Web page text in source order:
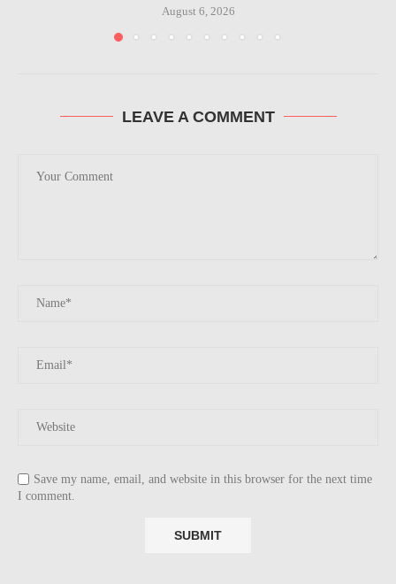
August 6, 2026
LEAVE A COMMENT
Save my name, email, and website in this browser for the next time
I comment.